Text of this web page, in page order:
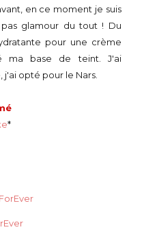
en ce moment je suis
glamour du tout ! Du
pour une crème
ma base de teint. J'ai
opté pour le Nars.
*